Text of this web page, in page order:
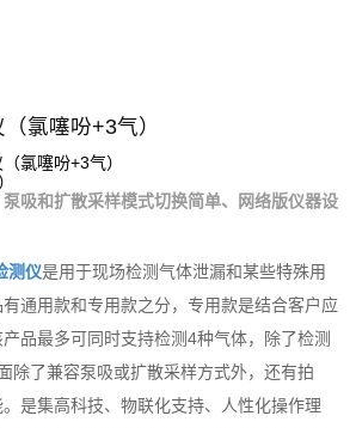
氯噻吩+3气）
氯噻吩+3气）
吸和扩散采样模式切换简单、网络版仪器设
测仪是用于现场检测气体泄漏和某些特殊用
通用款和专用款之分，专用款是结合客户应
品最多可同时支持检测4种气体，除了检测
除了兼容泵吸或扩散采样方式外，还有拍
是集高科技、物联化支持、人性化操作理